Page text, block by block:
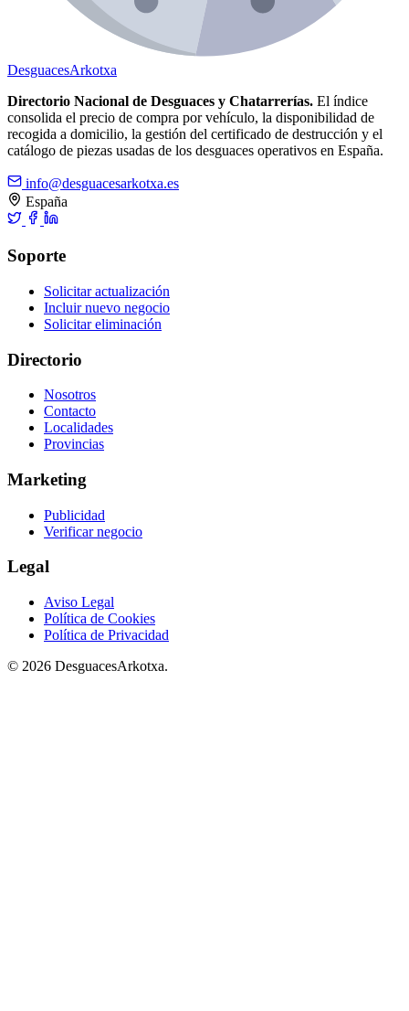
DesguacesArkotxa
Directorio Nacional de Desguaces y Chatarrerías. El índice
consolida el precio de compra por vehículo, la disponibilidad de
recogida a domicilio, la gestión del certificado de destrucción y el
catálogo de piezas usadas de los desguaces operativos en España.
info@desguacesarkotxa.es
España
Soporte
Solicitar actualización
Incluir nuevo negocio
Solicitar eliminación
Directorio
Nosotros
Contacto
Localidades
Provincias
Marketing
Publicidad
Verificar negocio
Legal
Aviso Legal
Política de Cookies
Política de Privacidad
© 2026 DesguacesArkotxa.